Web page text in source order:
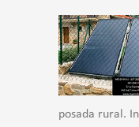
posada rural.